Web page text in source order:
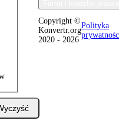
Copyright ©
Konvertr.org
2020 - 2026
Polityka